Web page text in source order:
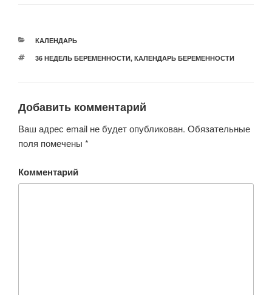
РУБРИКИ
КАЛЕНДАРЬ
МЕТКИ
36 НЕДЕЛЬ БЕРЕМЕННОСТИ, КАЛЕНДАРЬ БЕРЕМЕННОСТИ
Добавить комментарий
Ваш адрес email не будет опубликован. Обязательные
поля помечены *
Комментарий